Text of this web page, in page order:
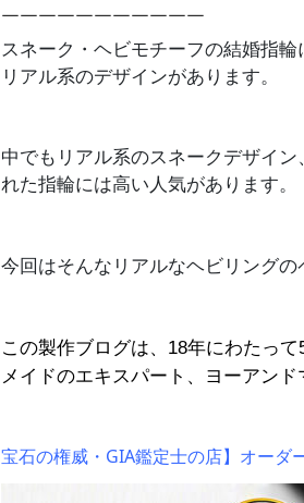
￣￣￣￣￣￣￣￣￣￣￣
スネーク・ヘビモチーフの結婚指
リアル系のデザインがあります。
中でもリアル系のスネークデザイ
れた指輪には高い人気があります。
今回はそんなリアルなヘビリングの
この製作ブログは、18年にわたっ
メイドのエキスパート、
ヨーアンド
宝石の権威・GIA鑑定士の店】オーダ